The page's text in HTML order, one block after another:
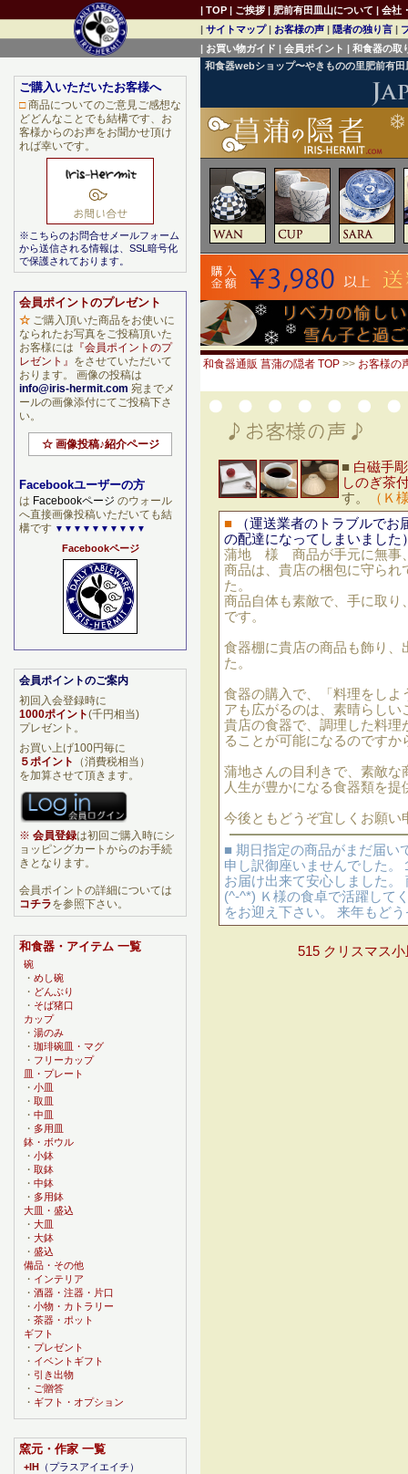
和食器webショップ〜やきものの里肥前有
和食器通販 菖蒲の隠者 TOP >> お客様の
■ 白磁手
しのぎ茶
す。
（Ｋ
■
（運送業者のトラブルで
の配達になってしまいました
蒲地 様 商品が手元に無事
商品は、貴店の梱包に守ら
た。
商品自体も素敵で、手に取
です。
食器棚に貴店の商品も飾り
た。
食器の購入で、「料理をし
アも広がるのは、素晴らしい
貴店の食器で、調理した料
ることが可能になるのですか
蒲地さんの目利きで、素敵
人生が豊かになる食器類を
今後ともどうぞ宜しくお願い
■ 期日指定の商品がまだ届い
申し訳御座いませんでした
お届け出来て安心しました
(^-^*) Ｋ様の食卓で活躍して
をお迎え下さい。 来年もど
515 クリスマス小
ご購入いただいたお客様へ
□商品についてのご意見ご感想な
どどんなことでも結構です、お
客様からのお声をお聞かせ頂け
れば幸いです。
※こちらのお問合せメールフォーム
から送信される情報は、SSL暗号化
で保護されております。
会員ポイントのプレゼント
☆ ご購入頂いた商品をお使いに
なられたお写真をご投稿頂いた
お客様には 『会員ポイントのプ
レゼント』 をさせていただいて
おります。 画像の投稿は
info@iris-hermit.com 宛までメ
ールの画像添付にてご投稿下さ
い。
☆ 画像投稿♪紹介ページ
Facebookユーザーの方
は Facebookページ のウォール
へ直接画像投稿いただいても結
構です ▼▼▼▼▼▼▼▼▼▼
Facebookページ
会員ポイントのご案内
初回入会登録時に
1000ポイント(千円相当)
プレゼント。
お買い上げ100円毎に
５ポイント
（消費税相当）
を加算させて頂きます。
※ 会員登録は初回ご購入時にシ
ョッピングカートからのお手続
きとなります。
会員ポイントの詳細については
コチラを参照下さい。
和食器・アイテム 一覧
碗
・ めし碗
・ どんぶり
・ そば猪口
カップ
・ 湯のみ
・ 珈琲碗皿・マグ
・ フリーカップ
皿・プレート
・ 小皿
・ 取皿
・ 中皿
・ 多用皿
鉢・ボウル
・ 小鉢
・ 取鉢
・ 中鉢
・ 多用鉢
大皿・盛込
・ 大皿
・ 大鉢
・ 盛込
備品・その他
・ インテリア
・ 酒器・注器・片口
・ 小物・カトラリー
・ 茶器・ポット
ギフト
・ プレゼント
・ イベントギフト
・ 引き出物
・ ご贈答
・ ギフト・オプション
窯元・作家 一覧
+IH
（プラスアイエイチ）
| TOP | ご挨拶 | 肥前有田皿山について | 会社
| サイトマップ| お客様の声 | 隠者の独り言 |
| お買い物ガイド | 会員ポイント | 和食器の取